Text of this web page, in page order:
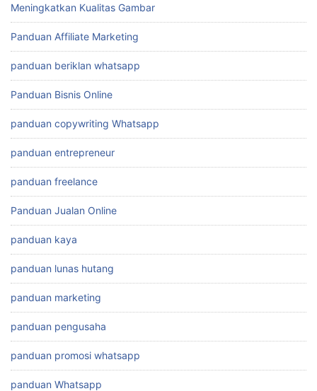
Meningkatkan Kualitas Gambar
Panduan Affiliate Marketing
panduan beriklan whatsapp
Panduan Bisnis Online
panduan copywriting Whatsapp
panduan entrepreneur
panduan freelance
Panduan Jualan Online
panduan kaya
panduan lunas hutang
panduan marketing
panduan pengusaha
panduan promosi whatsapp
panduan Whatsapp